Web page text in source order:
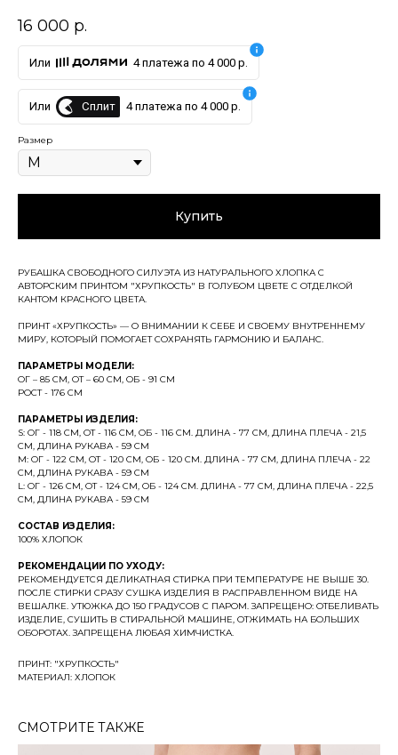
16 000 р.
Или 4 платежа по 4 000 р.
Или Сплит 4 платежа по 4 000 р.
Размер
Купить
РУБАШКА СВОБОДНОГО СИЛУЭТА ИЗ НАТУРАЛЬНОГО ХЛОПКА С
АВТОРСКИМ ПРИНТОМ "ХРУПКОСТЬ" В ГОЛУБОМ ЦВЕТЕ С ОТДЕЛКОЙ
КАНТОМ КРАСНОГО ЦВЕТА.
ПРИНТ «ХРУПКОСТЬ» — О ВНИМАНИИ К СЕБЕ И СВОЕМУ ВНУТРЕННЕМУ
МИРУ, КОТОРЫЙ ПОМОГАЕТ СОХРАНЯТЬ ГАРМОНИЮ И БАЛАНС.
ПАРАМЕТРЫ МОДЕЛИ:
ОГ – 85 СМ, ОТ – 60 СМ, ОБ - 91 СМ
РОСТ - 176 СМ
ПАРАМЕТРЫ ИЗДЕЛИЯ:
S: ОГ - 118 СМ, ОТ - 116 СМ, ОБ - 116 СМ. ДЛИНА - 77 СМ, ДЛИНА ПЛЕЧА - 21,5
СМ, ДЛИНА РУКАВА - 59 СМ
M: ОГ - 122 СМ, ОТ - 120 СМ, ОБ - 120 СМ. ДЛИНА - 77 СМ, ДЛИНА ПЛЕЧА - 22
СМ, ДЛИНА РУКАВА - 59 СМ
L: ОГ - 126 СМ, ОТ - 124 СМ, ОБ - 124 СМ. ДЛИНА - 77 СМ, ДЛИНА ПЛЕЧА - 22,5
СМ, ДЛИНА РУКАВА - 59 СМ
СОСТАВ ИЗДЕЛИЯ:
100% ХЛОПОК
РЕКОМЕНДАЦИИ ПО УХОДУ:
РЕКОМЕНДУЕТСЯ ДЕЛИКАТНАЯ СТИРКА ПРИ ТЕМПЕРАТУРЕ НЕ ВЫШЕ 30.
ПОСЛЕ СТИРКИ СРАЗУ СУШКА ИЗДЕЛИЯ В РАСПРАВЛЕННОМ ВИДЕ НА
ВЕШАЛКЕ. УТЮЖКА ДО 150 ГРАДУСОВ С ПАРОМ. ЗАПРЕЩЕНО: ОТБЕЛИВАТЬ
ИЗДЕЛИЕ, СУШИТЬ В СТИРАЛЬНОЙ МАШИНЕ, ОТЖИМАТЬ НА БОЛЬШИХ
ОБОРОТАХ. ЗАПРЕЩЕНА ЛЮБАЯ ХИМЧИСТКА.
ПРИНТ: "ХРУПКОСТЬ"
МАТЕРИАЛ: ХЛОПОК
СМОТРИТЕ ТАКЖЕ